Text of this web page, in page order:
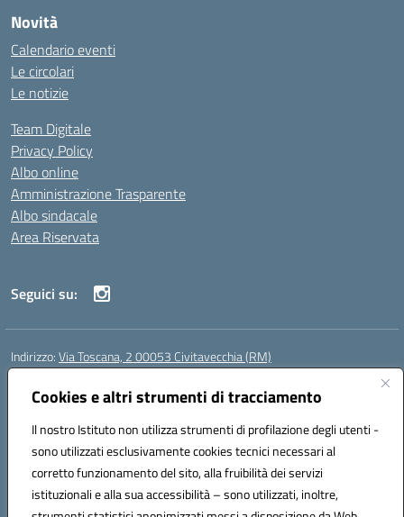
Cookies e altri strumenti di tracciamento
Il nostro Istituto non utilizza strumenti di profilazione degli utenti -
sono utilizzati esclusivamente cookies tecnici necessari al
corretto funzionamento del sito, alla fruibilità dei servizi
istituzionali e alla sua accessibilità – sono utilizzati, inoltre,
Novità
Calendario eventi
Le circolari
Le notizie
Team Digitale
Privacy Policy
Albo online
Amministrazione Trasparente
Albo sindacale
Area Riservata
Seguici su:
Indirizzo:Via Toscana, 2 00053 Civitavecchia (RM)
Centralino:
Posta elettronica certificata (PEC):rmic8b900g@pec.istruzione.it
Codice fiscale: 91038380589
Codice meccanografico:RMIC8B900G
Codice Indice delle Pubbliche Amministrazioni (IPA): istsc_rmic8b900g
Codice unico di fatturazione (CUF): UFP4NO